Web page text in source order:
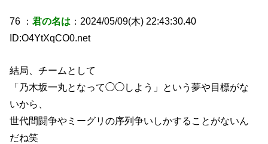
76 ：君の名は ：2024/05/09(木) 22:43:30.40
ID:O4YtXqCO0.net
結局、チームとして
「乃木坂一丸となって◯◯しよう」という夢や目標がな
いから、
世代間闘争やミーグリの序列争いしかすることがないん
だね笑